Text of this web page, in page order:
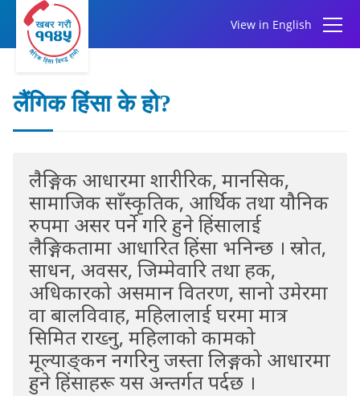
View in English
लैंगिक हिंसा के हो?
लैङ्गिक आधारमा शारीरिक, मानसिक,
सामाजिक साँस्कृतिक, आर्थिक तथा यौनिक
रुपमा असर पर्ने गरि हुने हिंसालाई
लैङ्गिकतामा आधारित हिंसा भनिन्छ । स्रोत,
साधन, अवसर, जिम्मेवारि तथा हक,
अधिकारको असमान वितरण, सानो उमेरमा
वा बालविवाह, महिलालाई घरमा मात्र
सिमित राख्नु, महिलाको कामको
मूल्याङ्कन नगरिनु जस्ता लिङ्गको आधारमा
हुने हिंसाहरू यस अन्तर्गत पर्दछ ।